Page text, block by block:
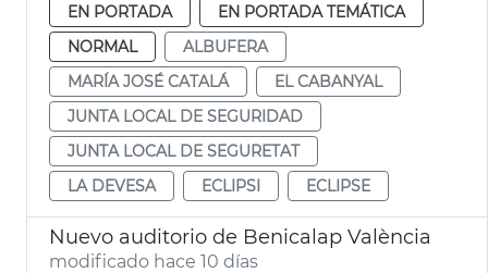
EN PORTADA
EN PORTADA TEMÁTICA
NORMAL
ALBUFERA
MARÍA JOSÉ CATALÁ
EL CABANYAL
JUNTA LOCAL DE SEGURIDAD
JUNTA LOCAL DE SEGURETAT
LA DEVESA
ECLIPSI ECLIPSE
Nuevo auditorio de Benicalap València
modificado hace 10 días